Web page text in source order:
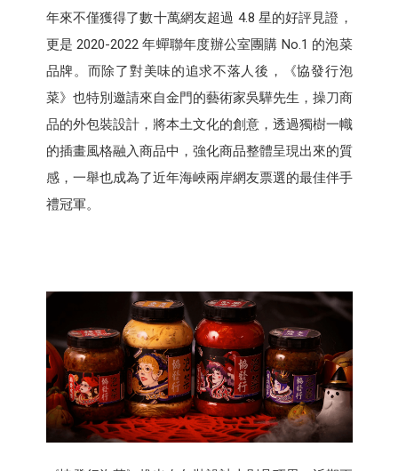
年來不僅獲得了數十萬網友超過 4.8 星的好評見證，
更是 2020-2022 年蟬聯年度辦公室團購 No.1 的泡菜
品牌。而除了對美味的追求不落人後，《協發行泡
菜》也特別邀請來自金門的藝術家吳驊先生，操刀商
品的外包裝設計，將本土文化的創意，透過獨樹一幟
的插畫風格融入商品中，強化商品整體呈現出來的質
感，一舉也成為了近年海峽兩岸網友票選的最佳伴手
禮冠軍。